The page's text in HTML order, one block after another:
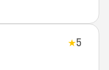
★5